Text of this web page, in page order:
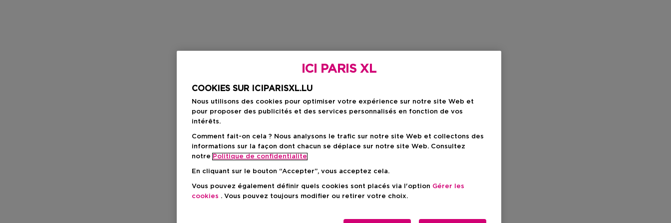
ICI PARIS XL
COOKIES SUR ICIPARISXL.LU
Nous utilisons des cookies pour optimiser votre expérience sur notre site Web et
pour proposer des publicités et des services personnalisés en fonction de vos
intérêts.
Comment fait-on cela ? Nous analysons le trafic sur notre site Web et collectons des
informations sur la façon dont chacun se déplace sur notre site Web. Consultez
notre Politique de confidentialite
En cliquant sur le bouton “Accepter”, vous acceptez cela.
Vous pouvez également définir quels cookies sont placés via l'option Gérer les
cookies . Vous pouvez toujours modifier ou retirer votre choix.